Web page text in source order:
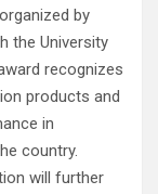
by
the University
recognizes
products and
in
country.
will further